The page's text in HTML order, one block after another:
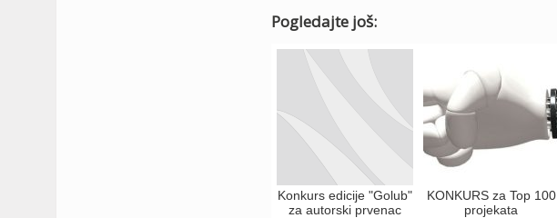
Pogledajte još:
Konkurs edicije "Golub"
za autorski prvenac
KONKURS za Top 100
projekata